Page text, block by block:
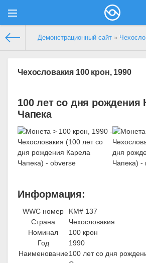
Демонстрационный сайт »
Чехословакия 100 крон, 1990
100 лет со дня рождения
Чапека
Информация:
WWC номер
KM# 137
Страна
Чехословакия
Номинал
100 крон
Год
1990
Наименование100 лет со дня